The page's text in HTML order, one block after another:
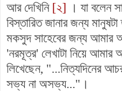
আর দেখিনি [২] । যা বলেন
বিস্তারিত জানার জন্য
মকসুদ সাহেবের জন্য আমার
'নরমূত্র' লেখাটা নিয়ে
লিখেছেন, "...নিত্যদিনের
সভ্য না অসভ্য..."।